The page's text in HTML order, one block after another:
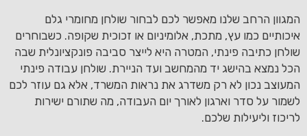
המגוון הרחב שלנו מאפשר לכם לבחור שולחן מחומרי גלם
איכותיים כמו עץ, מתכת, אלומיניום או זכוכית שקופה. כשבוחרים
שולחן כתיבה פינתי, המטרה היא לייצר סביבה פונקציונלית שבה
הכל נמצא בהישג יד מהמחשב ועד הניירת. שולחן עבודה פינתי
המעוצב נכון לא רק משדרג את נראות המשרד, אלא גם עוזר לכם
לשמור על סדר וארגון לאורך יום העבודה, מה שתורם ישירות
לריכוז וליעילות שלכם.